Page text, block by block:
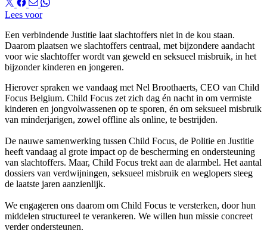
Lees voor
Een verbindende Justitie laat slachtoffers niet in de kou staan.
Daarom plaatsen we slachtoffers centraal, met bijzondere aandacht
voor wie slachtoffer wordt van geweld en seksueel misbruik, in het
bijzonder kinderen en jongeren.
Hierover spraken we vandaag met Nel Broothaerts, CEO van Child
Focus Belgium. Child Focus zet zich dag én nacht in om vermiste
kinderen en jongvolwassenen op te sporen, én om seksueel misbruik
van minderjarigen, zowel offline als online, te bestrijden.
De nauwe samenwerking tussen Child Focus, de Politie en Justitie
heeft vandaag al grote impact op de bescherming en ondersteuning
van slachtoffers. Maar, Child Focus trekt aan de alarmbel. Het aantal
dossiers van verdwijningen, seksueel misbruik en weglopers steeg
de laatste jaren aanzienlijk.
We engageren ons daarom om Child Focus te versterken, door hun
middelen structureel te verankeren. We willen hun missie concreet
verder ondersteunen.